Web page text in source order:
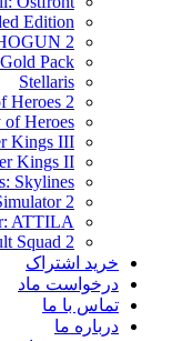
Edition
2
Pack
Stellaris
Heroes 2
of Heroes
Kings III
Kings II
Skylines
2
ATTILA
Squad 2
خرید اشتراک
درخواست ماد
تماس با ما
درباره ما